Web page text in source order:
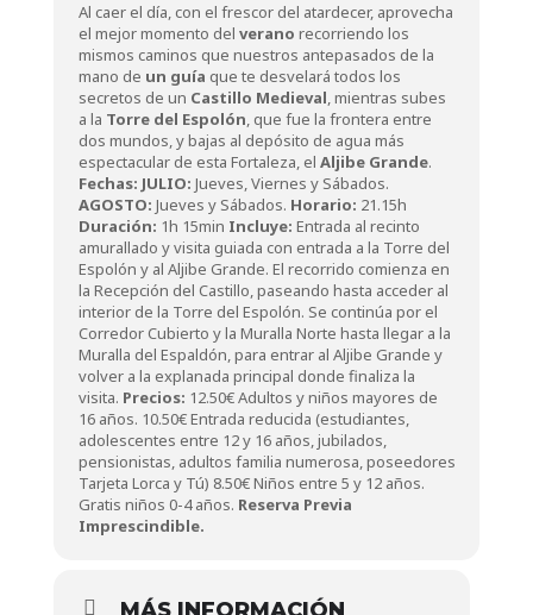
Al caer el día, con el frescor del atardecer, aprovecha
el mejor momento del verano recorriendo los
mismos caminos que nuestros antepasados de la
mano de un guía que te desvelará todos los
secretos de un Castillo Medieval, mientras subes
a la Torre del Espolón, que fue la frontera entre
dos mundos, y bajas al depósito de agua más
espectacular de esta Fortaleza, el Aljibe Grande.
Fechas: JULIO: Jueves, Viernes y Sábados.
AGOSTO: Jueves y Sábados. Horario: 21.15h
Duración: 1h 15min Incluye: Entrada al recinto
amurallado y visita guiada con entrada a la Torre del
Espolón y al Aljibe Grande. El recorrido comienza en
la Recepción del Castillo, paseando hasta acceder al
interior de la Torre del Espolón. Se continúa por el
Corredor Cubierto y la Muralla Norte hasta llegar a la
Muralla del Espaldón, para entrar al Aljibe Grande y
volver a la explanada principal donde finaliza la
visita. Precios: 12.50€ Adultos y niños mayores de
16 años. 10.50€ Entrada reducida (estudiantes,
adolescentes entre 12 y 16 años, jubilados,
pensionistas, adultos familia numerosa, poseedores
Tarjeta Lorca y Tú) 8.50€ Niños entre 5 y 12 años.
Gratis niños 0-4 años. Reserva Previa
Imprescindible.